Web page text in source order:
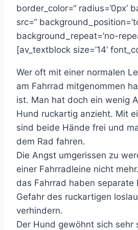
border_color=“ radius=’0px‘
src=“
background_repeat=’no-
[av_textblock size=’14‘
Wer oft mit einer normalen
am Fahrrad mitgenommen
ist. Man hat doch ein wenig
Hund ruckartig anzieht. Mit
sind beide Hände frei und
dem Rad fahren.
Die Angst umgerissen zu
einer Fahrradleine nicht
das Fahrrad haben separate
Gefahr des ruckartigen
verhindern.
Der Hund gewöhnt sich sehr